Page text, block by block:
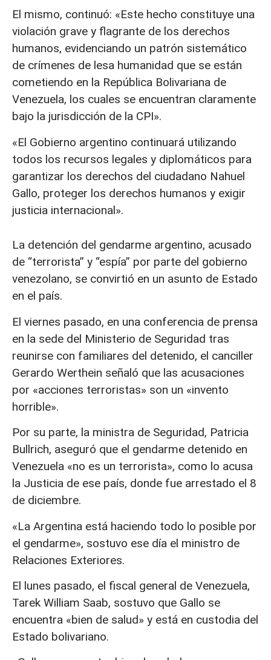
El mismo, continuó: «Este hecho constituye una
violación grave y flagrante de los derechos
humanos, evidenciando un patrón sistemático
de crímenes de lesa humanidad que se están
cometiendo en la República Bolivariana de
Venezuela, los cuales se encuentran claramente
bajo la jurisdicción de la CPI».
«El Gobierno argentino continuará utilizando
todos los recursos legales y diplomáticos para
garantizar los derechos del ciudadano Nahuel
Gallo, proteger los derechos humanos y exigir
justicia internacional».
La detención del gendarme argentino, acusado
de “terrorista” y “espía” por parte del gobierno
venezolano, se convirtió en un asunto de Estado
en el país.
El viernes pasado, en una conferencia de prensa
en la sede del Ministerio de Seguridad tras
reunirse con familiares del detenido, el canciller
Gerardo Werthein señaló que las acusaciones
por «acciones terroristas» son un «invento
horrible».
Por su parte, la ministra de Seguridad, Patricia
Bullrich, aseguró que el gendarme detenido en
Venezuela «no es un terrorista», como lo acusa
la Justicia de ese país, donde fue arrestado el 8
de diciembre.
«La Argentina está haciendo todo lo posible por
el gendarme», sostuvo ese día el ministro de
Relaciones Exteriores.
El lunes pasado, el fiscal general de Venezuela,
Tarek William Saab, sostuvo que Gallo se
encuentra «bien de salud» y está en custodia del
Estado bolivariano.